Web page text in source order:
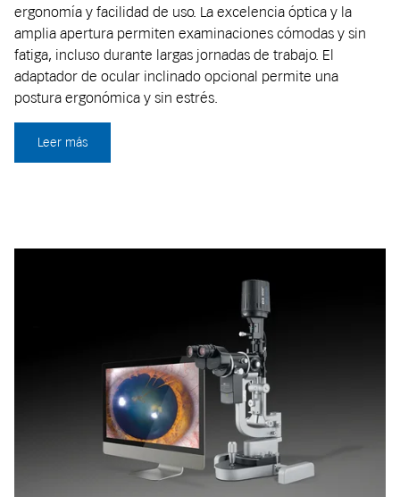
ergonomía y facilidad de uso. La excelencia óptica y la
amplia apertura permiten examinaciones cómodas y sin
fatiga, incluso durante largas jornadas de trabajo. El
adaptador de ocular inclinado opcional permite una
postura ergonómica y sin estrés.
Leer más